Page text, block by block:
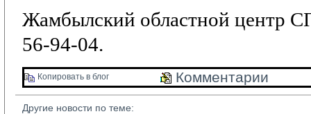
Жамбылский областной центр
56-94-04.
Копировать в блог Комментарии
Другие новости по теме: